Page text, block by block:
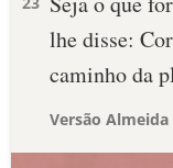
lhe disse:
caminho da
Versão